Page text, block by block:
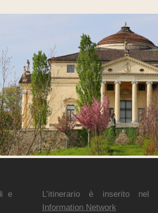
e
L’itinerario è inserito nel
Information Network